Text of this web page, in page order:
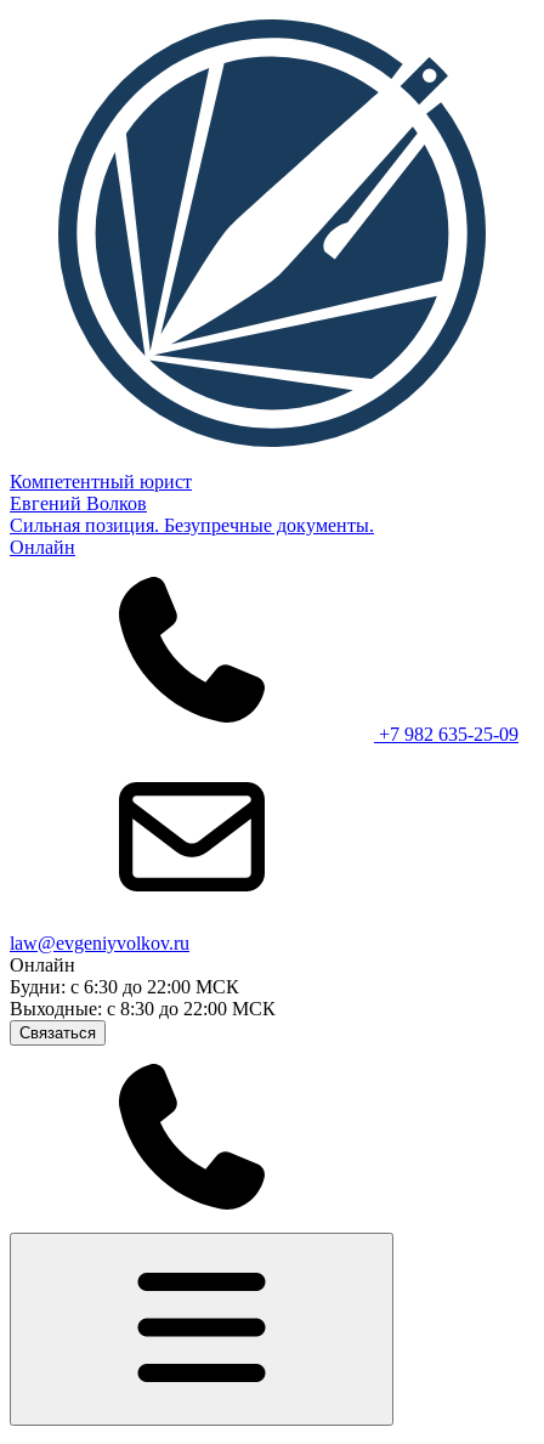
Компетентный юрист
Евгений Волков
Сильная позиция. Безупречные документы.
Онлайн
+7 982 635-25-09
law@evgeniyvolkov.ru
Онлайн
Будни: с 6:30 до 22:00 МСК
Выходные: с 8:30 до 22:00 МСК
Связаться